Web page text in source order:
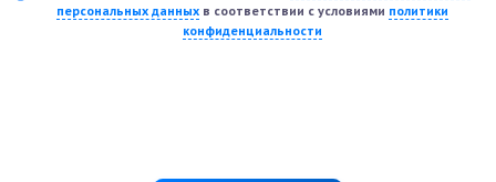
персональных данныхв соответствии с условиями политики
конфиденциальности